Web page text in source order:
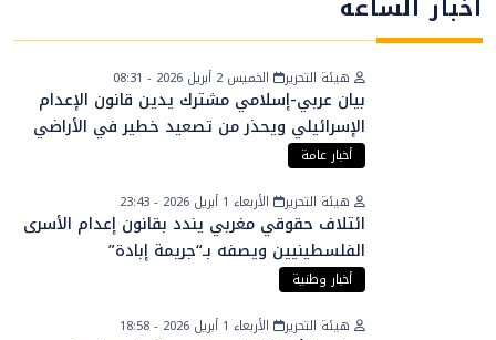
هيئة التحرير الخميس 2 أبريل 2026 - 08:31
بيان عربي-إسلامي مشترك يدين قانون الإعدام
الإسرائيلي ويحذر من تصعيد خطير في الأراضي
الفلسطينية
أخبار عامة
هيئة التحرير
الأربعاء 1 أبريل 2026 - 23:43
ائتلاف حقوقي مغربي يندد بقانون إعدام الأسرى
الفلسطينيين ويصفه بـ“جريمة إبادة”
أخبار وطنية
هيئة التحرير
الأربعاء 1 أبريل 2026 - 18:58